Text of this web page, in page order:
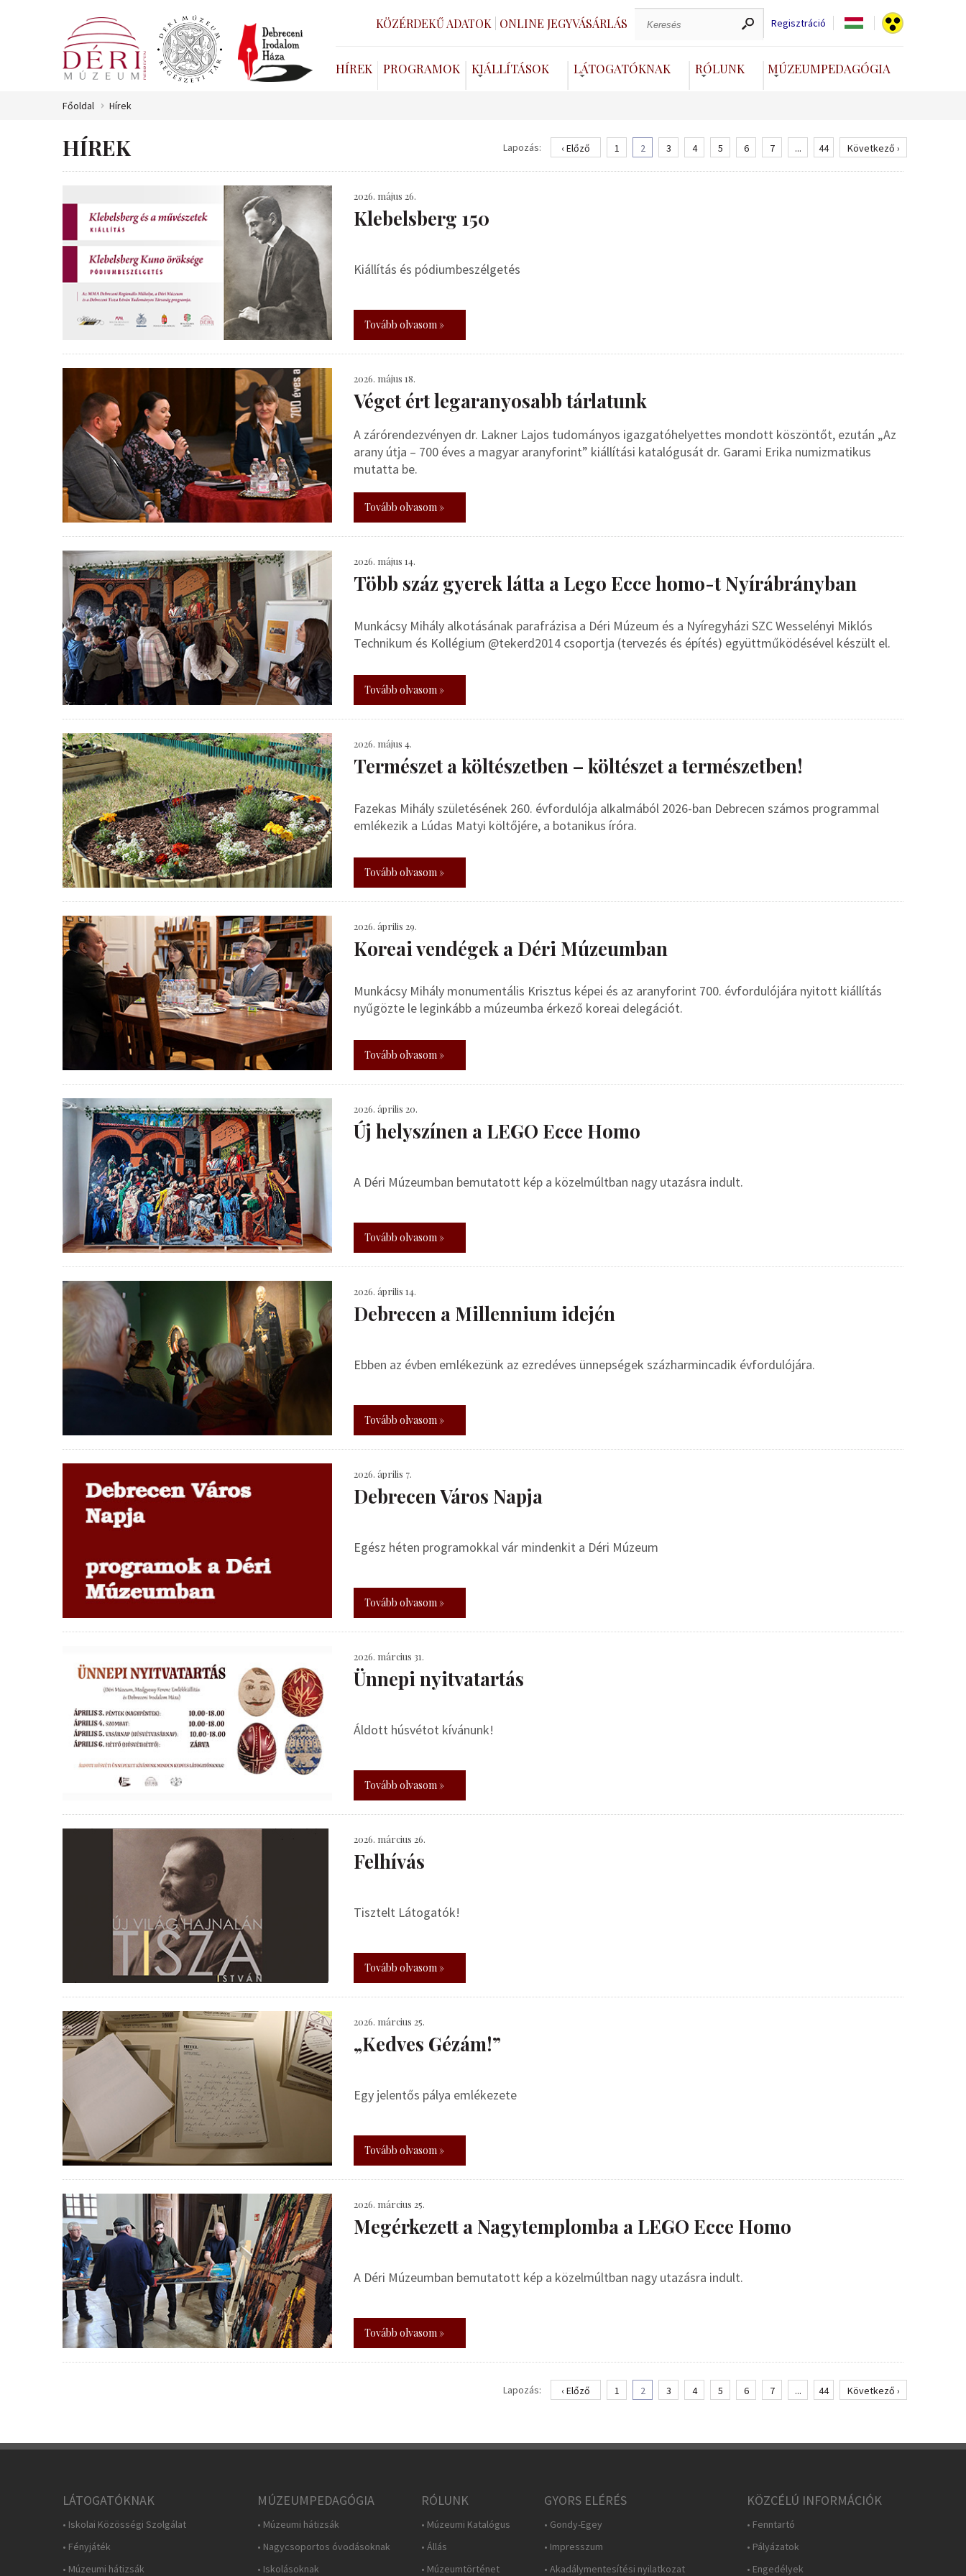
KÖZÉRDEKŰ ADATOK ONLINE JEGYVÁSÁRLÁS Regisztráció
HÍREK PROGRAMOK KIÁLLÍTÁSOK LÁTOGATÓKNAK RÓLUNK MÚZEUMPEDAGÓGIA
Főoldal Hírek
HÍREK Lapozás: ‹ Előző 1 2 3 4 5 6 7 ... 44 Következő ›
2026. május 26.
Klebelsberg 150
Kiállítás és pódiumbeszélgetés
Tovább olvasom »
2026. május 18.
Véget ért legaranyosabb tárlatunk
A zárórendezvényen dr. Lakner Lajos tudományos igazgatóhelyettes mondott köszöntőt, ezután „Az
arany útja – 700 éves a magyar aranyforint” kiállítási katalógusát dr. Garami Erika numizmatikus
mutatta be.
Tovább olvasom »
2026. május 14.
Több száz gyerek látta a Lego Ecce homo-t Nyírábrányban
Munkácsy Mihály alkotásának parafrázisa a Déri Múzeum és a Nyíregyházi SZC Wesselényi Miklós
Technikum és Kollégium @tekerd2014 csoportja (tervezés és építés) együttműködésével készült el.
Tovább olvasom »
2026. május 4.
Természet a költészetben – költészet a természetben!
Fazekas Mihály születésének 260. évfordulója alkalmából 2026-ban Debrecen számos programmal
emlékezik a Lúdas Matyi költőjére, a botanikus íróra.
Tovább olvasom »
2026. április 29.
Koreai vendégek a Déri Múzeumban
Munkácsy Mihály monumentális Krisztus képei és az aranyforint 700. évfordulójára nyitott kiállítás
nyűgözte le leginkább a múzeumba érkező koreai delegációt.
Tovább olvasom »
2026. április 20.
Új helyszínen a LEGO Ecce Homo
A Déri Múzeumban bemutatott kép a közelmúltban nagy utazásra indult.
Tovább olvasom »
2026. április 14.
Debrecen a Millennium idején
Ebben az évben emlékezünk az ezredéves ünnepségek százharmincadik évfordulójára.
Tovább olvasom »
2026. április 7.
Debrecen Város Napja
Egész héten programokkal vár mindenkit a Déri Múzeum
Tovább olvasom »
2026. március 31.
Ünnepi nyitvatartás
Áldott húsvétot kívánunk!
Tovább olvasom »
2026. március 26.
Felhívás
Tisztelt Látogatók!
Tovább olvasom »
2026. március 25.
„Kedves Gézám!”
Egy jelentős pálya emlékezete
Tovább olvasom »
2026. március 25.
Megérkezett a Nagytemplomba a LEGO Ecce Homo
A Déri Múzeumban bemutatott kép a közelmúltban nagy utazásra indult.
Tovább olvasom »
Lapozás: ‹ Előző 1 2 3 4 5 6 7 ... 44 Következő ›
LÁTOGATÓKNAK
• Iskolai Közösségi Szolgálat
• Fényjáték
• Múzeumi hátizsák
MÚZEUMPEDAGÓGIA
• Múzeumi hátizsák
• Nagycsoportos óvodásoknak
• Iskolásoknak
RÓLUNK
• Múzeumi Katalógus
• Állás
• Múzeumtörténet
GYORS ELÉRÉS
• Gondy-Egey
• Impresszum
• Akadálymentesítési nyilatkozat
KÖZCÉLÚ INFORMÁCIÓK
• Fenntartó
• Pályázatok
• Engedélyek